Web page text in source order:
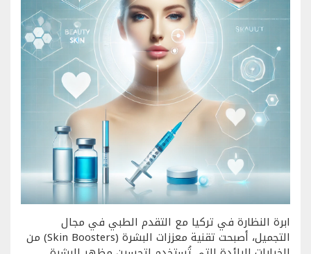
ابرة النظارة في تركيا مع التقدم الطبي في مجال
التجميل، أصبحت تقنية معززات البشرة (Skin Boosters) من